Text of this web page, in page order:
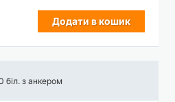
Додати в кошик
біл. з анкером